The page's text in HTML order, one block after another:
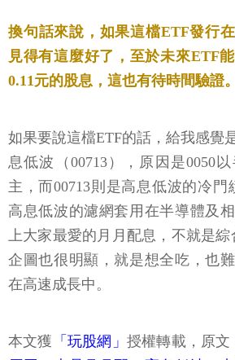
換句話來說，如果這檔ETF發行
見得有這麼好了，至於未來ETF
0.11元的股息，這也有待時間驗證。
如果要說這檔ETF的話，給我感覺
息低波（00713），原因是0050
主，而00713則是高息低波的冷門
高息低波的濾網套用在半導體及
上大家最愛的月月配息，不就是綜
企圖也很明顯，就是想全吃，也
在高速成長中。
本文獲 「玩股網」 授權轉載，原文